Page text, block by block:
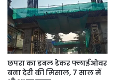
छपरा का डबल डेकर फ्लाईओवर
बना देरी की मिसाल, 7 साल में